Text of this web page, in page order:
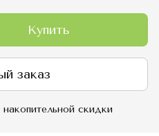
Купить
заказ
скидки